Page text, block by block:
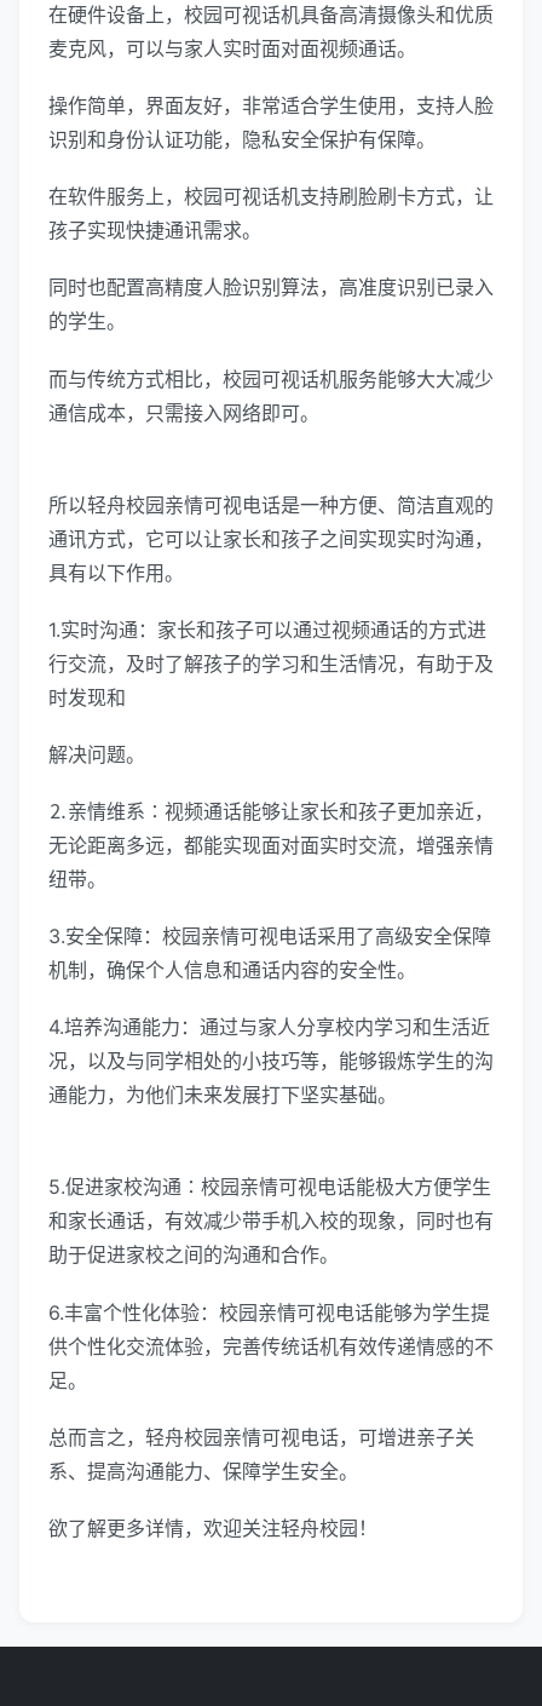
在硬件设备上，校园可视话机具备高清摄像头和优质
麦克风，可以与家人实时面对面视频通话。
操作简单，界面友好，非常适合学生使用，支持人脸
识别和身份认证功能，隐私安全保护有保障。
在软件服务上，校园可视话机支持刷脸刷卡方式，让
孩子实现快捷通讯需求。
同时也配置高精度人脸识别算法，高准度识别已录入
的学生。
而与传统方式相比，校园可视话机服务能够大大减少
通信成本，只需接入网络即可。
所以轻舟校园亲情可视电话是一种方便、简洁直观的
通讯方式，它可以让家长和孩子之间实现实时沟通，
具有以下作用。
1.实时沟通：家长和孩子可以通过视频通话的方式进
行交流，及时了解孩子的学习和生活情况，有助于及
时发现和
解决问题。
⒉亲情维系∶视频通话能够让家长和孩子更加亲近，
无论距离多远，都能实现面对面实时交流，增强亲情
纽带。
3.安全保障：校园亲情可视电话采用了高级安全保障
机制，确保个人信息和通话内容的安全性。
4.培养沟通能力：通过与家人分享校内学习和生活近
况，以及与同学相处的小技巧等，能够锻炼学生的沟
通能力，为他们未来发展打下坚实基础。
5.促进家校沟通∶校园亲情可视电话能极大方便学生
和家长通话，有效减少带手机入校的现象，同时也有
助于促进家校之间的沟通和合作。
6.丰富个性化体验：校园亲情可视电话能够为学生提
供个性化交流体验，完善传统话机有效传递情感的不
足。
总而言之，轻舟校园亲情可视电话，可增进亲子关
系、提高沟通能力、保障学生安全。
欲了解更多详情，欢迎关注轻舟校园！